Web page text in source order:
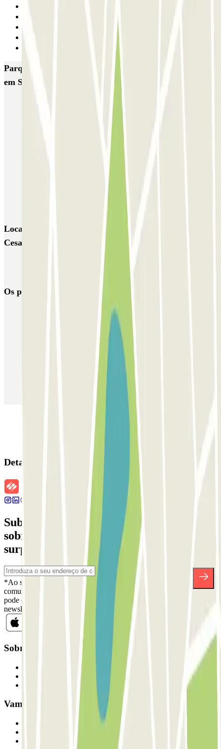
Parques de estacionamento com melhor classificação
em Saragoca
San Clemente
SABA Estación Zaragoza - Delicias
AENA Aeropuerto de Zaragoza - General P1
INDIGO El Carmen
INDIGO Plaza del Pilar - Juzgados
INDIGO Plaza del Pilar - Ayuntamiento
Locais e eventos interessantes próximos de INDIGO
Cesar Augusto
Reservar parque de estacionamento em Aeroporto de Saragoça
Os parques de estacionamento mais reservados
Estacionamento em Lisboa
Estacionamento em Veneza Estacionamento em Sevilha
Estacionamento em Madrid
Estacionamento em Aeroporto de Adolfo Suárez Madrid–Barajas
Detalhes da reserva
Subscreva a nossa newsletter e saiba mais
sobre descontos, sorteios e muitas outras
surpresas.
*Ao subscrever, aceita a nossa Política de Privacidade para receber
comunicações comerciais da Parclick. Sem qualquer obrigação,
pode cancelar a sua subscrição sempre que quiser na mesma
newsletter.
Sobre a Parclick
Os nossos parques de estacionamento
Vamos colaborar?
Fornecedor de estacionamento